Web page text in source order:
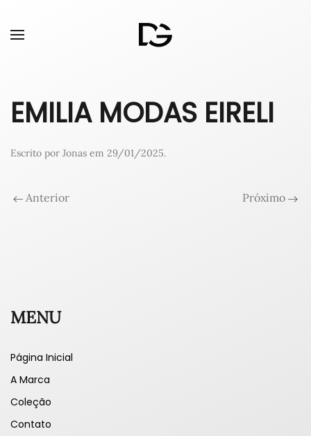
EMILIA MODAS EIRELI
Escrito por Jonas em 29/01/2025.
Anterior Próximo
MENU
Página Inicial
A Marca
Coleção
Contato